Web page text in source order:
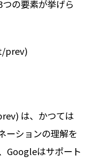
の要素が挙げら
prev)
は、かつては
ーションの理解を
Googleはサポート